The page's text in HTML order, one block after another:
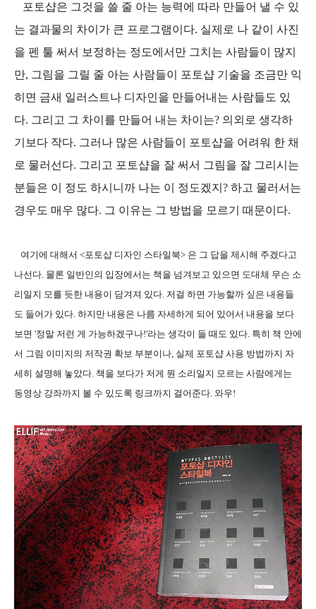
포토샵은 그것을 쓸 줄 아는 능력에 따라 만들어 낼 수 있
는 결과물의 차이가 큰 프로그램이다. 실제로 나 같이 사진
을 펜 툴 써서 보정하는 정도에서만 그치는 사람들이 많지
만, 그림을 그릴 줄 아는 사람들이 포토샵 기술을 조금만 익
히면 금새 일러스트나 디자인을 만들어내는 사람들도 있
다. 그리고 그 차이를 만들어 내는 차이는? 의외로 생각하
기보다 작다. 그러나 많은 사람들이 포토샵을 어려워 한 채
로 물러선다. 그리고 포토샵을 잘 써서 그림을 잘 그리시는
분들은 이 정도 하시니까 나는 이 정도겠지? 하고 물러서는
경우도 매우 많다. 그 이유는 그 방법을 모르기 때문이다.
여기에 대해서 <포토샵 디자인 스타일북> 은 그 답을 제시해 주겠다고
나선다. 물론 일반인의 입장에서는 책을 넘겨보고 있으면 도대체 무슨 소
리일지 모를 듯한 내용이 담겨져 있다. 저걸 하면 가능할까 싶은 내용들
도 들어가 있다. 하지만 내용은 나름 자세하게 되어 있어서 내용을 보다
보면 '정말 저런 게 가능하겠구나!'라는 생각이 들 때도 있다. 특히 책 안에
서 그림 이미지의 저작권 확보 부분이나, 실제 포토샵 사용 방법까지 자
세히 설명해 놓았다. 책을 보다가 저게 뭔 소리일지 모르는 사람에게는
동영상 강좌까지 볼 수 있도록 링크까지 걸어준다. 와우!